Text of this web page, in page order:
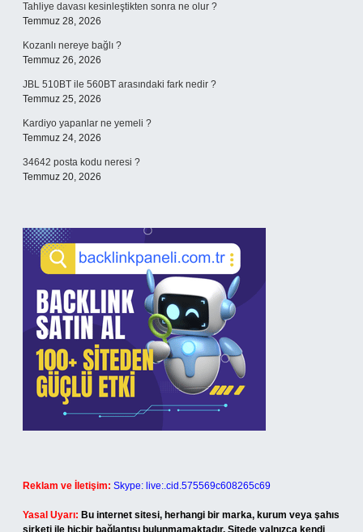
Tahliye davası kesinleştikten sonra ne olur ?
Temmuz 28, 2026
Kozanlı nereye bağlı ?
Temmuz 26, 2026
JBL 510BT ile 560BT arasındaki fark nedir ?
Temmuz 25, 2026
Kardiyo yapanlar ne yemeli ?
Temmuz 24, 2026
34642 posta kodu neresi ?
Temmuz 20, 2026
Reklam ve İletişim: Skype: live:.cid.575569c608265c69
Yasal Uyarı: Bu internet sitesi, herhangi bir marka, kurum veya şahıs
şirketi ile hiçbir bağlantısı bulunmamaktadır. Sitede yalnızca kendi